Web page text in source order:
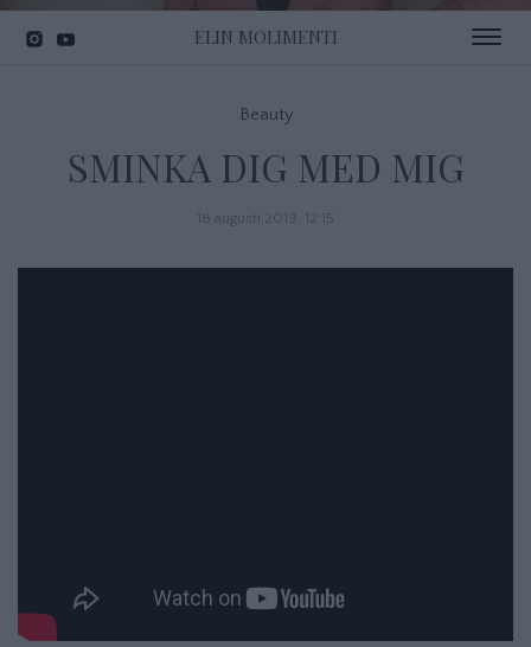
ELIN MOLIMENTI Toggle
Beauty
SMINKA DIG MED MIG
18 augusti 2019, 12:15